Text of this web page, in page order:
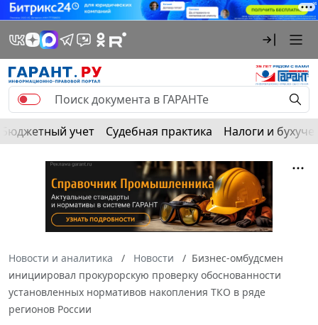
Бюджетный учет Судебная практика Налоги и
Новости и аналитика Новости
Бизнес-омбудсмен
инициировал прокурорскую проверку обоснованности
установленных нормативов накопления ТКО в ряде
регионов России